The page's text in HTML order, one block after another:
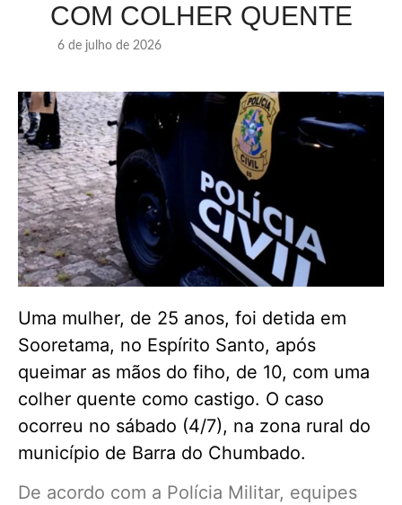
COM COLHER QUENTE
6 de julho de 2026
Uma mulher, de 25 anos, foi detida em
Sooretama, no Espírito Santo, após
queimar as mãos do fiho, de 10, com uma
colher quente como castigo. O caso
ocorreu no sábado (4/7), na zona rural do
município de Barra do Chumbado.
De acordo com a Polícia Militar, equipes